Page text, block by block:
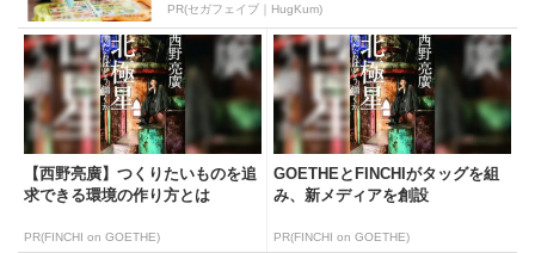
PR(セガフェイブ｜HugKum)
【西野亮廣】つくりたいものを追
求できる環境の作り方とは
PR(FINCHI on GOETHE)
GOETHEとFINCHIがタッグを組
み、新メディアを創設
PR(FINCHI on GOETHE)